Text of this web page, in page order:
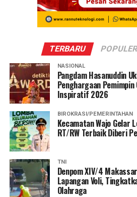
TERBARU
NASIONAL
Pangdam Hasanuddin
Penghargaan
Inspiratif 2026
BIROKRASI/PEMERINTAHAN
Kecamatan Wajo Gelar
RT/RW Terbaik Diberi
TNI
Denpom XIV/4
Lapangan Voli,
Olahraga